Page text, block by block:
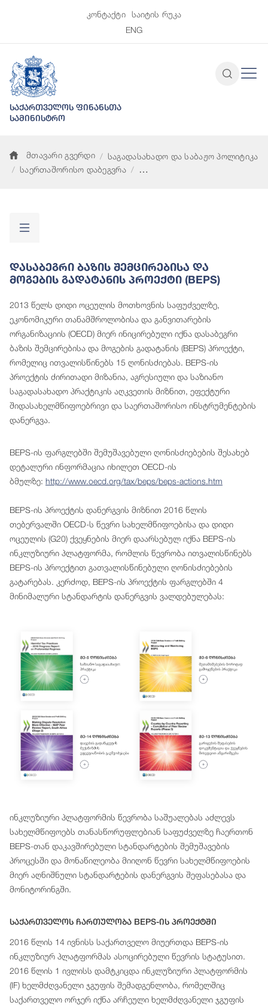
კონტაქტი
საიტის რუკა
ENG
საქართველოს ფინანსთა
სამინისტრო
მთავარი გვერდი
საგადასახადო და საბაჟო პოლიტიკა
საერთაშორისო დაბეგვრა
Დასაბეგრი Ბაზის Შემცირებისა Და
Მოგების Გადატანის Პროექტი (BEPS)
2013 წელს დიდი ოცეულის მოთხოვნის საფუძველზე,
ეკონომიკური თანამშროლობისა და განვითარების
ორგანიზაციის (OECD) მიერ ინიცირებული იქნა დასაბეგრი
ბაზის შემცირებისა და მოგების გადატანის (BEPS) პროექტი,
რომელიც ითვალისწინებს 15 ღონისძიებას. BEPS-ის
პროექტის ძირითადი მიზანია, აგრესიული და საზიანო
საგადასახადო პრაქტიკის აღკვეთის მიზნით, ეფექტური
შიდასახელმწიფოებრივი და საერთაშორისო ინსტრუმენტების
დანერგვა.
BEPS-ის ფარგლებში შემუშავებული ღონისძიებების შესახებ
დეტალური ინფორმაცია იხილეთ OECD-ის
ბმულზე: http://www.oecd.org/tax/beps/beps-actions.htm
BEPS-ის პროექტის დანერგვის მიზნით 2016 წლის
თებერვალში OECD-ს წევრი სახელმწიფოებისა და დიდი
ოცეულის (G20) ქვეყნების მიერ დაარსებულ იქნა BEPS-ის
ინკლუზიური პლატფორმა, რომლის წევრობა ითვალისწინებს
BEPS-ის პროექტით გათვალისწინებული ღონისძიებების
გატარებას. კერძოდ, BEPS-ის პროექტის ფარგლებში 4
მინიმალური სტანდარტის დანერგვის ვალდებულებას:
ინკლუზიური პლატფორმის წევრობა საშუალებას აძლევს
სახელმწიფოებს თანასწორუფლებიან საფუძველზე ჩაერთონ
BEPS-თან დაკავშირებული სტანდარტების შემუშავების
პროცესში და მონაწილეობა მიიღონ წევრი სახელმწიფოების
მიერ აღნიშნული სტანდარტების დანერგვის შეფასებასა და
მონიტორინგში.
Საქართველოს Ჩართულობა BEPS-Ის Პროექტში
2016 წლის 14 ივნისს საქართველო მიუერთდა BEPS-ის
ინკლუზიურ პლატფორმას ასოცირებული წევრის სტატუსით.
2016 წლის 1 ივლისს დამტკიცდა ინკლუზიური პლატფორმის
(IF) ხელმძღვანელი ჯგუფის შემადგენლობა, რომელშიც
საქართველო ორჯერ იქნა არჩეული ხელმძღვანელი ჯგუფის